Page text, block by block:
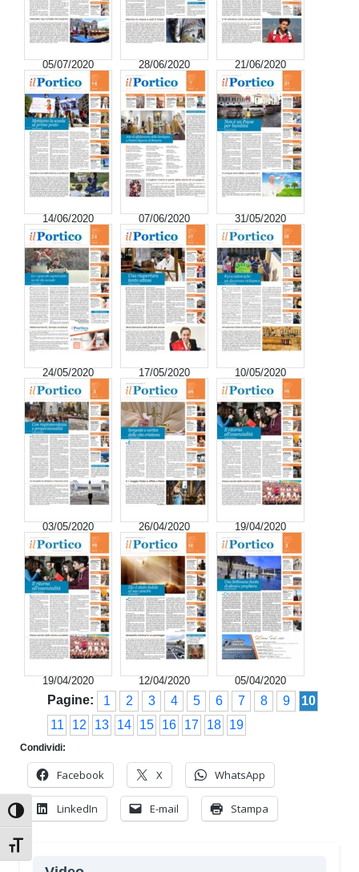
Attiva/disattiva alto contrasto
Attiva/disattiva dimensione testo
05/07/2020 28/06/2020 21/06/2020
14/06/2020 07/06/2020 31/05/2020
24/05/2020 17/05/2020 10/05/2020
03/05/2020 26/04/2020 19/04/2020
19/04/2020 12/04/2020 05/04/2020
Pagine: 1 2 3 4 5 6 7 8 9
10
11
12 13 14 15 16 17 18 19
Condividi:
Facebook X WhatsApp
LinkedIn E-mail Stampa